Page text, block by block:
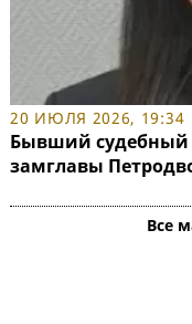
20 ИЮЛЯ 2026, 19:34
Бывший судебный
замглавы
Все